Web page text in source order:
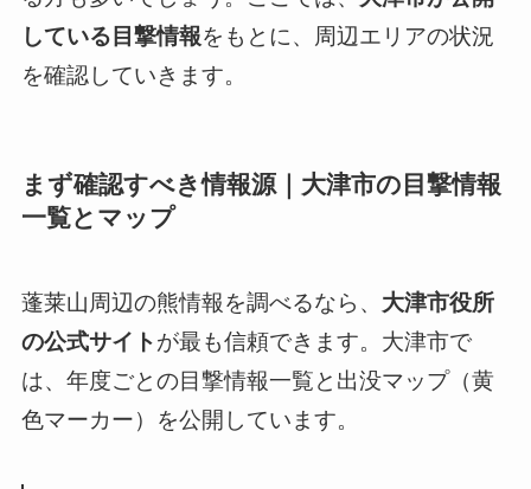
している目撃情報をもとに、周辺エリアの状況
を確認していきます。
まず確認すべき情報源｜大津市の目撃情報
一覧とマップ
蓬莱山周辺の熊情報を調べるなら、 大津市役所
の公式サイトが最も信頼できます。大津市で
は、年度ごとの目撃情報一覧と出没マップ（黄
色マーカー）を公開しています。